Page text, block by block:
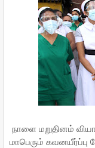
நாளை மறுதினம்
மாபெரும் கவனயீர்ப்பு